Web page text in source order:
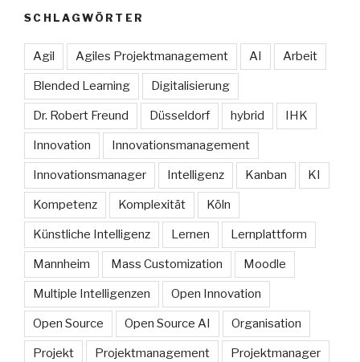
SCHLAGWÖRTER
Agil Agiles Projektmanagement AI Arbeit
Blended Learning Digitalisierung
Dr. Robert Freund Düsseldorf hybrid IHK
Innovation Innovationsmanagement
Innovationsmanager Intelligenz Kanban KI
Kompetenz Komplexität Köln
Künstliche Intelligenz Lernen Lernplattform
Mannheim Mass Customization Moodle
Multiple Intelligenzen Open Innovation
Open Source Open Source AI Organisation
Projekt Projektmanagement Projektmanager